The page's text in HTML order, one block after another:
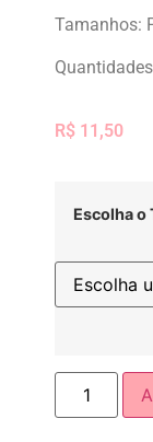
Tamanhos:
R$ 11,50
Escolha o